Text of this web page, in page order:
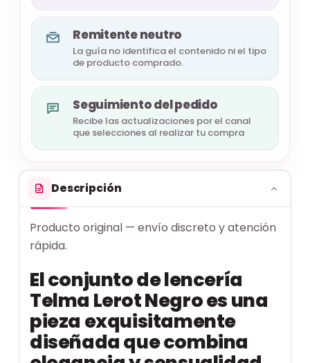
Remitente neutro
La guía no identifica el contenido ni el tipo
de producto comprado.
Seguimiento del pedido
Recibe las actualizaciones por el canal
que selecciones al realizar tu compra
Descripción
Producto original — envío discreto y atención
rápida.
El conjunto de lencería
Telma Lerot Negro es una
pieza exquisitamente
diseñada que combina